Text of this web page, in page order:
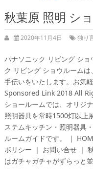
秋葉原 照明 シ
2020年11月4日 独り
パナソニック リビング シ
ク リビング ショウルーム
手伝いをいたします。お気
Sponsored Link 2018 All
ショールームでは、オリジ
照明器具を常時1500灯以上
ステムキッチン・照明器具
ルームガイドです。 ｜
ポリシー ｜ お問い合せ ｜
はガチャガチャがずらっと